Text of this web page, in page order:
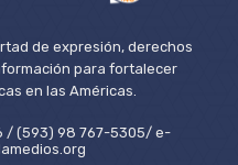
de expresión, derechos
para fortalecer
en las Américas.
/ (593) 98 767-5305/ e-